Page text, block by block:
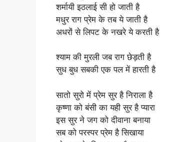
शर्मायी इठलाई सी हो जाती है
मधुर राग प्रेम के तब ये जाती है
अधरों से लिपट के नखरे ये करती है
श्याम की मुरली जब राग छेड़ती है
सुध बुध सबकी एक पल में हारती है
सातो सुरो में प्रेम सुर है निराला है
कृष्णा को बंसी का यही सुर है प्यारा
इस सुर ने जग को दीवाना बनाया
सब को परस्पर प्रेम है सिखाया